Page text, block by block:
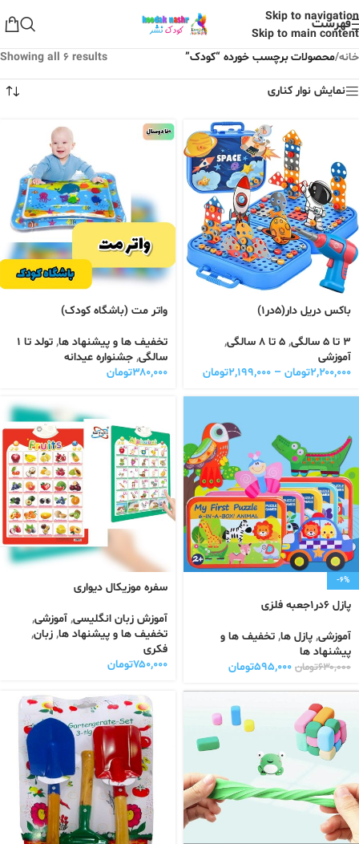
Skip to navigation
Skip to main content
فهرست
خانه/محصولات برچسب خورده “کودک” Showing all 6 results
نمایش نوار کناری
باکس دریل دار(۵در۱)
3 تا 5 سالگی , 5 تا 8 سالگی
,
آموزشی
۲,۲۰۰,۰۰۰تومان – ۲,۱۹۹,۰۰۰تومان
واتر مت (باشگاه کودک)
تخفیف ها و پیشنهاد ها,
تولد تا 1
سالگی, جشنواره عیدانه
۳۸۰,۰۰۰تومان
-6%
پازل ۶در۱جعبه فلزی
آموزشی, پازل ها, تخفیف ها و
پیشنهاد ها
۶۳۰,۰۰۰تومان ۵۹۵,۰۰۰تومان
سفره موزیکال دیواری
آموزش زبان انگلیسی, آموزشی,
تخفیف ها و پیشنهاد ها, زبان,
فکری
۷۵۰,۰۰۰تومان